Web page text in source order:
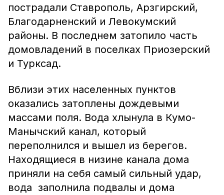
пострадали Ставрополь, Арзгирский,
Благодарненский и Левокумский
районы. В последнем затопило часть
домовладений в поселках Приозерский
и Турксад.
Вблизи этих населенных пунктов
оказались затоплены дождевыми
массами поля. Вода хлынула в Кумо-
Манычский канал, который
переполнился и вышел из берегов.
Находящиеся в низине канала дома
приняли на себя самый сильный удар,
вода заполнила подвалы и дома